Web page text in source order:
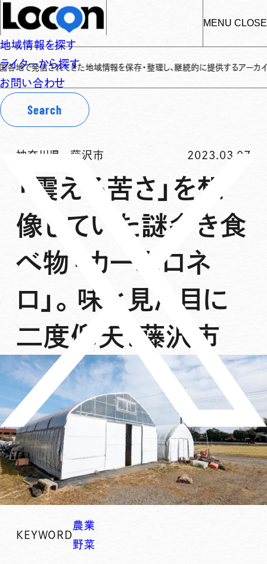
MENU CLOSE
地域情報を探す
ライターから探す
お問い合わせ
Search
れてきた地域情報を保存・整理し、継続的に提供するアーカイブサイトです
神奈川県 藤沢市 2023.03.07
「震える苦さ」を想
像していた謎多き食
べ物「カーボロネ
ロ」。味と見た目に
二度仰天！藤沢市
KEYWORD
農業
野菜